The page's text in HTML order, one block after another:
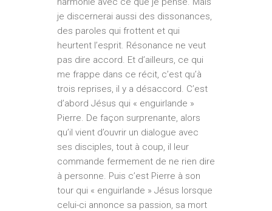
je discernerai aussi des dissonances,
des paroles qui frottent et qui
heurtent l’esprit. Résonance ne veut
pas dire accord. Et d’ailleurs, ce qui
me frappe dans ce récit, c’est qu’à
trois reprises, il y a désaccord. C’est
d’abord Jésus qui « enguirlande »
Pierre. De façon surprenante, alors
qu’il vient d’ouvrir un dialogue avec
ses disciples, tout à coup, il leur
commande fermement de ne rien dire
à personne. Puis c’est Pierre à son
tour qui « enguirlande » Jésus lorsque
celui-ci annonce sa passion, sa mort